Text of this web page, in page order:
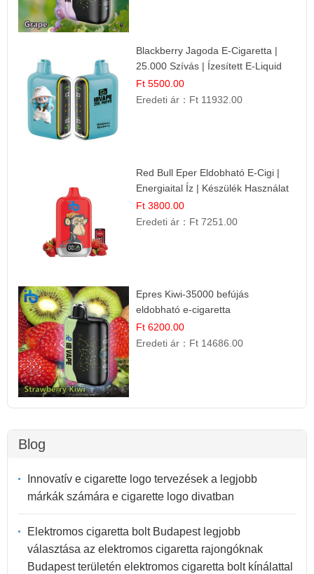
Blackberry Jagoda E-Cigaretta |
25.000 Szívás | Ízesített E-Liquid
Ft 5500.00
Eredeti ár： Ft 11932.00
Red Bull Eper Eldobható E-Cigi |
Energiaital Íz | Készülék Használat
Ft 3800.00
Eredeti ár： Ft 7251.00
Epres Kiwi-35000 befújás
eldobható e-cigaretta
Ft 6200.00
Eredeti ár： Ft 14686.00
Blog
Innovatív e cigarette logo tervezések a legjobb
márkák számára e cigarette logo divatban
Elektromos cigaretta bolt Budapest legjobb
választása az elektromos cigaretta rajongóknak
Budapest területén elektromos cigaretta bolt kínálattal